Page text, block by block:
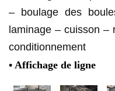
– boulage des
laminage – cuisson –
conditionnement
• Affichage de ligne